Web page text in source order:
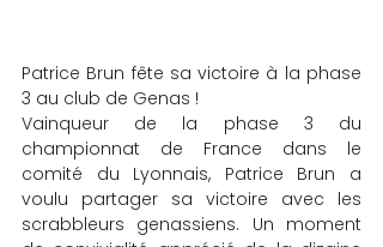
Patrice Brun fête sa victoire à la phase
3 au club de Genas !
Vainqueur de la phase 3 du
championnat de France dans le
comité du Lyonnais, Patrice Brun a
voulu partager sa victoire avec les
scrabbleurs genassiens. Un moment